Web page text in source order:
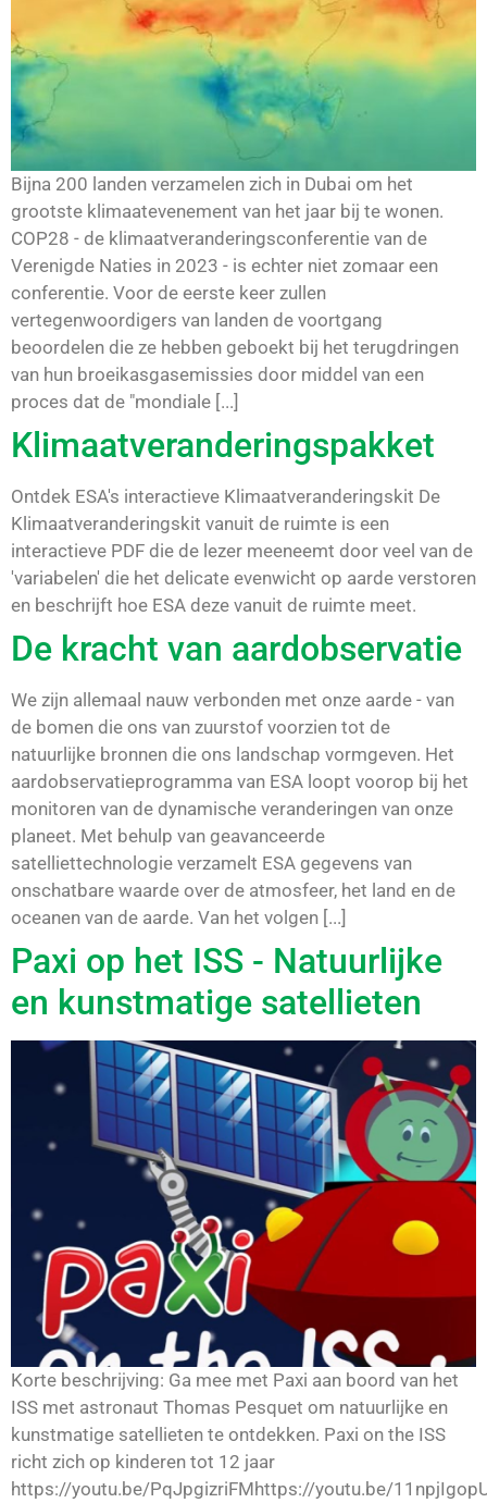
Bijna 200 landen verzamelen zich in Dubai om het
grootste klimaatevenement van het jaar bij te wonen.
COP28 - de klimaatveranderingsconferentie van de
Verenigde Naties in 2023 - is echter niet zomaar een
conferentie. Voor de eerste keer zullen
vertegenwoordigers van landen de voortgang
beoordelen die ze hebben geboekt bij het terugdringen
van hun broeikasgasemissies door middel van een
proces dat de "mondiale [...]
Klimaatveranderingspakket
Ontdek ESA's interactieve Klimaatveranderingskit De
Klimaatveranderingskit vanuit de ruimte is een
interactieve PDF die de lezer meeneemt door veel van de
'variabelen' die het delicate evenwicht op aarde verstoren
en beschrijft hoe ESA deze vanuit de ruimte meet.
De kracht van aardobservatie
We zijn allemaal nauw verbonden met onze aarde - van
de bomen die ons van zuurstof voorzien tot de
natuurlijke bronnen die ons landschap vormgeven. Het
aardobservatieprogramma van ESA loopt voorop bij het
monitoren van de dynamische veranderingen van onze
planeet. Met behulp van geavanceerde
satelliettechnologie verzamelt ESA gegevens van
onschatbare waarde over de atmosfeer, het land en de
oceanen van de aarde. Van het volgen [...]
Paxi op het ISS - Natuurlijke
en kunstmatige satellieten
Korte beschrijving: Ga mee met Paxi aan boord van het
ISS met astronaut Thomas Pesquet om natuurlijke en
kunstmatige satellieten te ontdekken. Paxi on the ISS
richt zich op kinderen tot 12 jaar
https://youtu.be/PqJpgizriFMhttps://youtu.be/